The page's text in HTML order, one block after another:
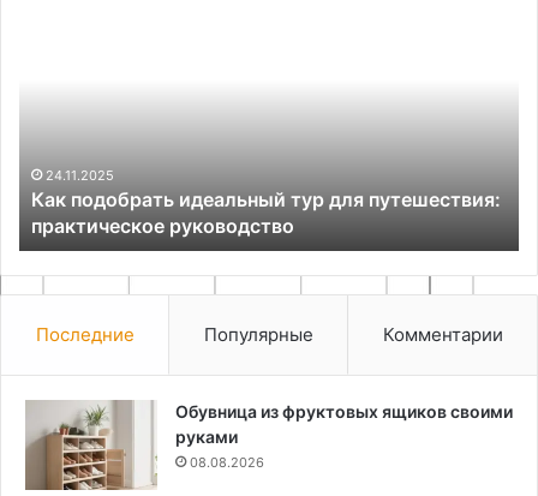
руководство
24.11.2025
Как подобрать идеальный тур для путешествия:
практическое руководство
Последние Популярные Комментарии
Обувница из фруктовых ящиков своими
руками
08.08.2026